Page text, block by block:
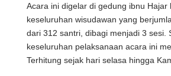
Acara ini digelar di gedung ibnu Hajar
keseluruhan wisudawan yang
dari 312 santri, dibagi menjadi 3 sesi.
keseluruhan pelaksanaan acara ini
Terhitung sejak hari selasa hingga